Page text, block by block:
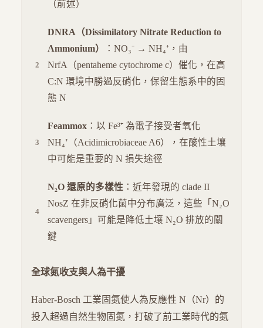
（前述）
DNRA（Dissimilatory Nitrate Reduction to
Ammonium）
：NO₃⁻ → NH₄⁺，由
NrfA（pentaheme cytochrome c）催化，在高
C:N 環境中勝過反硝化，保留生態系中的固
態 N
Feammox ：以 Fe³⁺ 為電子接受者氧化
NH₄⁺（Acidimicrobiaceae A6），在酸性土壤
中可能是重要的 N 損失途徑
N₂O 還原的多樣性 ：近年發現的 clade II
NosZ 在非反硝化菌中分布廣泛，這些「N₂O
scavengers」可能是降低土壤 N₂O 排放的關
鍵
全球氮收支與人為干擾
Haber-Bosch 工業固氮使人為反應性 N（Nr）的
投入超過自然生物固氮，打破了前工業時代的氮